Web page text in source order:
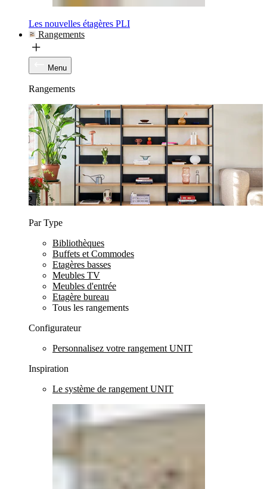
Les nouvelles étagères PLI
Rangements
Menu
Rangements
Par Type
Bibliothèques
Buffets et Commodes
Etagères basses
Meubles TV
Meubles d'entrée
Etagère bureau
Tous les rangements
Configurateur
Personnalisez votre rangement UNIT
Inspiration
Le système de rangement UNIT